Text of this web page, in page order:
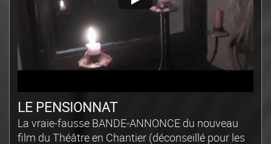
LE PENSIONNAT
La vraie-fausse BANDE-ANNONCE du nouveau
film du Théâtre en Chantier (déconseillé pour les